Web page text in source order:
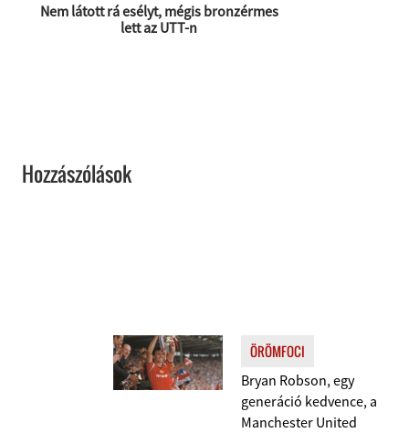
Nem látott rá esélyt, mégis bronzérmes
lett az UTT-n
Hozzászólások
ÖRÖMFOCI
Bryan Robson, egy
generáció kedvence, a
Manchester United